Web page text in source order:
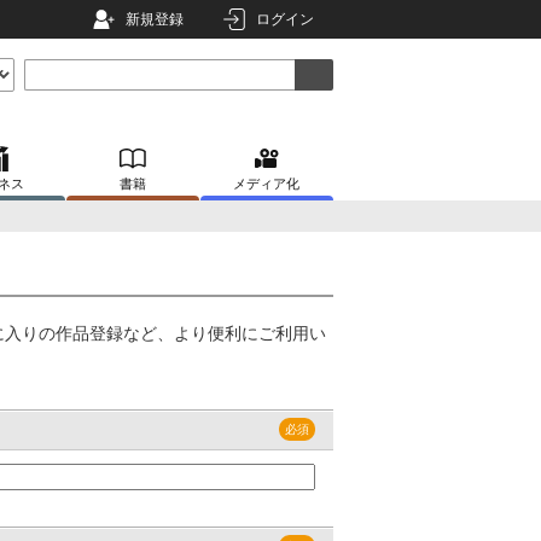
新規登録 ログイン
ス 書籍 メディア化
りの作品登録など、より便利にご利用い